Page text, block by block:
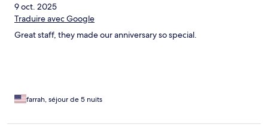
9 oct. 2025
Traduire avec Google
Great staff, they made our anniversary so special.
farrah, séjour de 5 nuits